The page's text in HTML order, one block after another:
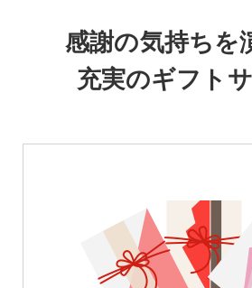
感謝の気持ちを
充実のギフト